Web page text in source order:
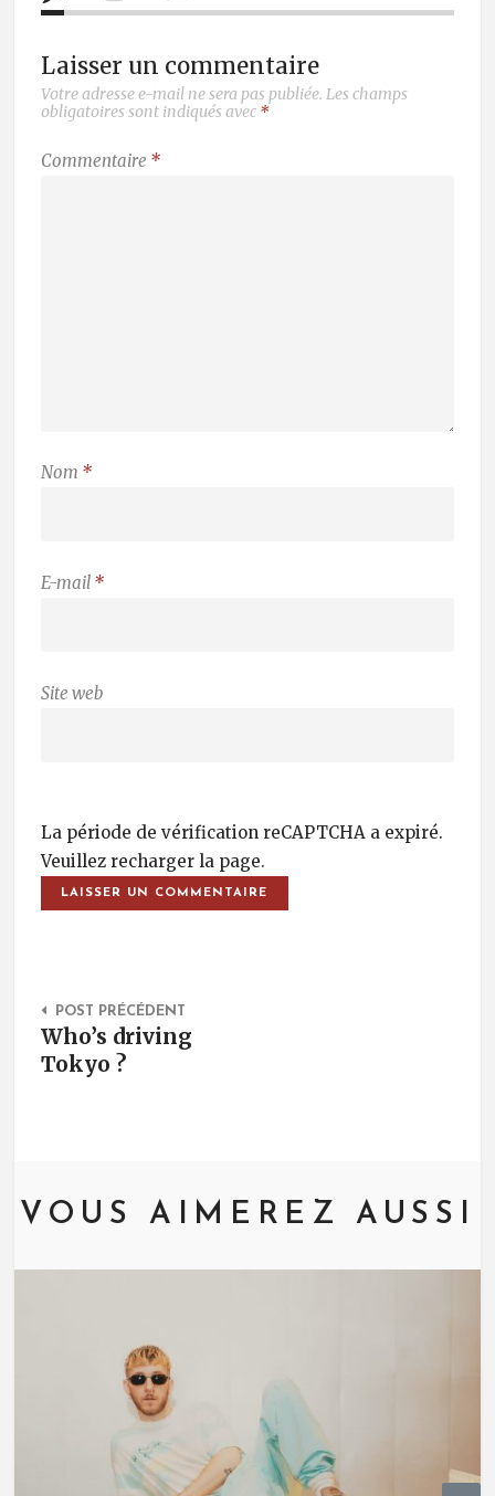
Laisser un commentaire
Votre adresse e-mail ne sera pas publiée. Les champs
obligatoires sont indiqués avec *
Commentaire *
Nom *
E-mail *
Site web
La période de vérification reCAPTCHA a expiré.
Veuillez recharger la page.
Post Navigation
POST PRÉCÉDENT
Who’s driving
Tokyo ?
VOUS AIMEREZ AUSSI